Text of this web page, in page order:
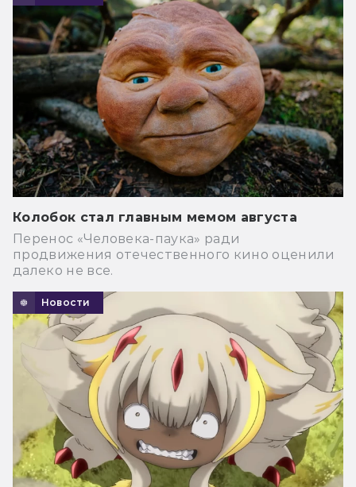
Колобок стал главным мемом августа
Перенос «Человека-паука» ради
продвижения отечественного кино оценили
далеко не все.
Новости